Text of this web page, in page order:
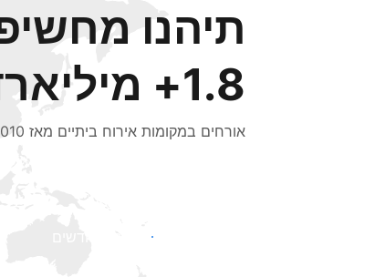
תיהנו
1.8+ מיליארד
אורחים במקומות אירוח ביתיים מאז 2010.
קבלו חשיפה בפני אורחים חדשים